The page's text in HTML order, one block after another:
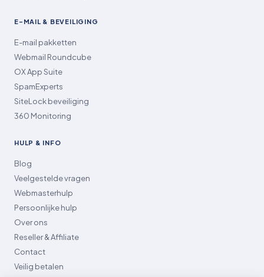
E-MAIL & BEVEILIGING
E-mail pakketten
Webmail Roundcube
OX App Suite
SpamExperts
SiteLock beveiliging
360 Monitoring
HULP & INFO
Blog
Veelgestelde vragen
Webmasterhulp
Persoonlijke hulp
Over ons
Reseller & Affiliate
Contact
Veilig betalen